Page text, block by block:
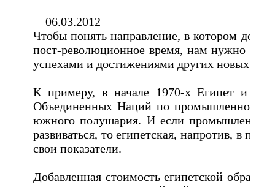
06.03.2012
Чтобы понять направление, в котором
пост-революционное время, нам нужно
успехами и достижениями других новых
К примеру, в начале 1970-х Египет и
Объединенных Наций по промышленному
южного полушария. И если
развиваться, то египетская, напротив, в
свои показатели.
Добавленная стоимость египетской